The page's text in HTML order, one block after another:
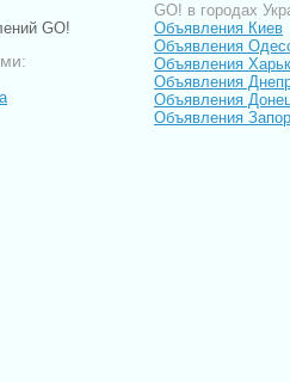
GO!
GO! в городах
Объявления Киев
Объявления
Объявления
Объявления
Объявления
Объявления